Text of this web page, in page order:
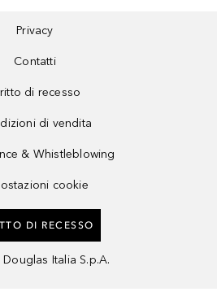
Privacy
Contatti
di recesso
di vendita
& Whistleblowing
cookie
DI RECESSO
Douglas Italia S.p.A.